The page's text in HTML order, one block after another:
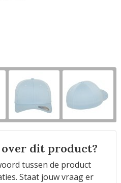
over dit product?
tussen de product
Staat jouw vraag er